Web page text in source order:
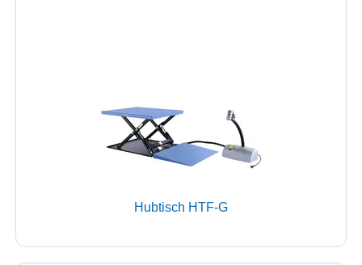
Hubtisch HTF-G